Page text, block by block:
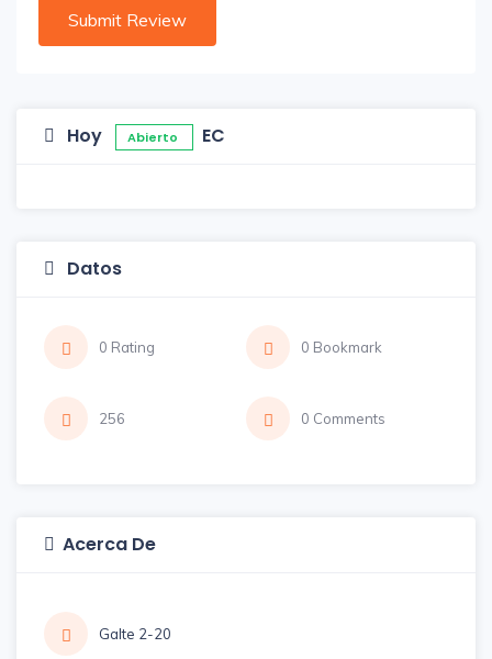
Hoy Abierto EC
Datos
0 Rating 0 Bookmark
256 0 Comments
Acerca De
Galte 2-20